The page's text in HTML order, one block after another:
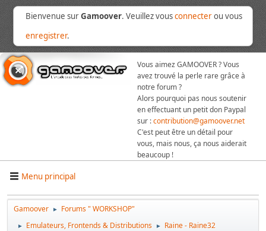
Bienvenue surGamoover. Veuillez vousconnecterou vous
enregistrer.
Vous aimez GAMOOVER ? Vous
avez trouvé la perle rare grâce à
notre forum ?
Alors pourquoi pas nous soutenir
en effectuant un petit don Paypal
sur :contribution@gamoover.net
C'est peut être un détail pour
vous, mais nous, ça nous aiderait
beaucoup !
Menu principal
Gamoover ► Forums " WORKSHOP"
► Emulateurs, Frontends & Distributions ► Raine - Raine32